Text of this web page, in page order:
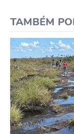
TAMBÉM